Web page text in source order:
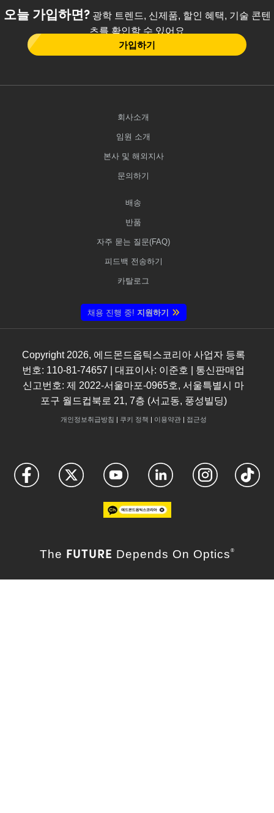
오늘 가입하면?광학 트렌드, 신제품, 할인 혜택, 기술 콘텐
츠를 확인할 수 있어요
가입하기
회사소개
임원 소개
본사 및 해외지사
문의하기
배송
반품
자주 묻는 질문(FAQ)
피드백 전송하기
카탈로그
채용 진행 중! 지원하기
Copyright 2026, 에드몬드옵틱스코리아 사업자 등록
번호: 110-81-74657 | 대표이사: 이준호 | 통신판매업
신고번호: 제 2022-서울마포-0965호, 서울특별시 마
포구 월드컵북로 21, 7층 (서교동, 풍성빌딩)
개인정보취급방침 | 쿠키 정책 | 이용약관| 접근성
The FUTURE Depends On Optics ®